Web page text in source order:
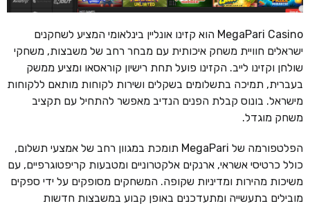
MegaPari Casino הוא קזינו אונליין בינלאומי המציע לשחקנים
ישראלים חוויית משחק איכותית עם מבחר רחב של משבצות, משחקי
שולחן וקזינו לייב. הקזינו פועל תחת רישיון קוראסאו ומציע ממשק
בעברית, תמיכה בתשלומים בשקלים ושירות לקוחות מותאם ללקוחות
מישראל. בונוס קבלת הפנים הנדיב מאפשר להתחיל עם תקציב
משחק מוגדל.
הפלטפורמה של MegaPari תומכת במגוון רחב של אמצעי תשלום,
כולל כרטיסי אשראי, ארנקים אלקטרוניים ומטבעות קריפטוגרפיים, עם
משיכות מהירות ומדיניות שקופה. המשחקים מסופקים על ידי ספקים
מובילים בתעשייה ומתעדכנים באופן קבוע במשבצות חדשות